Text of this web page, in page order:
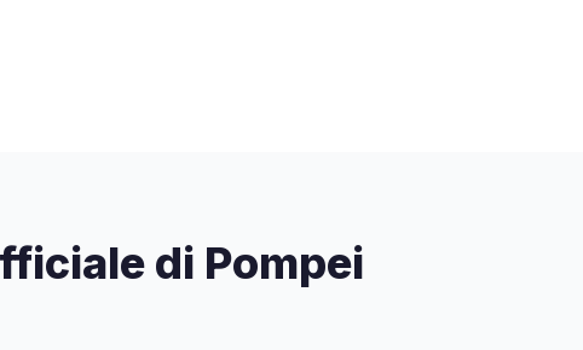
di Pompei